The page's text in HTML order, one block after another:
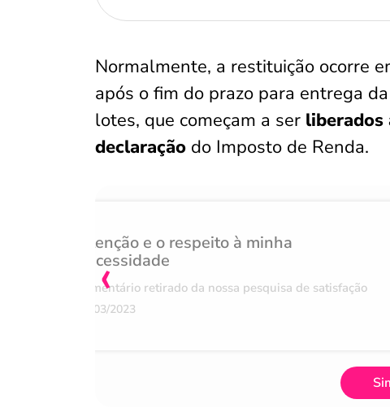
Normalmente, a restituição ocorre
após o fim do prazo para entrega
lotes, que começam a ser liberados
declaração do Imposto de Renda.
Atenção e o respeito à minha
necessidade
Comentário retirado da nossa pesquisa de satisfação
07/03/2023
‹